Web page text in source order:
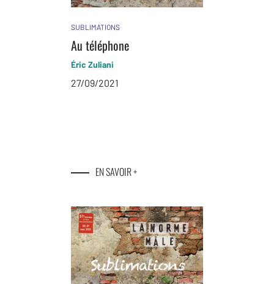
SUBLIMATIONS
Au téléphone
Éric Zuliani
27/09/2021
EN SAVOIR +